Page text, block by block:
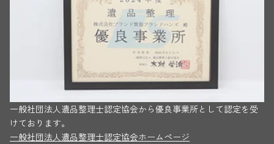
一般社団法人遺品整理士認定協会から優良事業所として認定を受
けております。
一般社団法人遺品整理士認定協会ホームページ